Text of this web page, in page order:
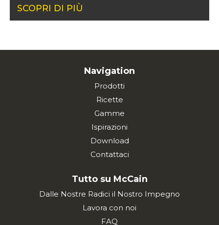
SCOPRI DI PIÙ
Navigation
Prodotti
Ricette
Gamme
Ispirazioni
Download
Contattaci
Tutto su McCain
Dalle Nostre Radici il Nostro Impegno
Lavora con noi
FAQ